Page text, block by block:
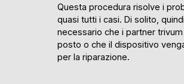
Questa procedura risolve i
quasi tutti i casi. Di solito,
necessario che i partner
posto o che il dispositivo
per la riparazione.